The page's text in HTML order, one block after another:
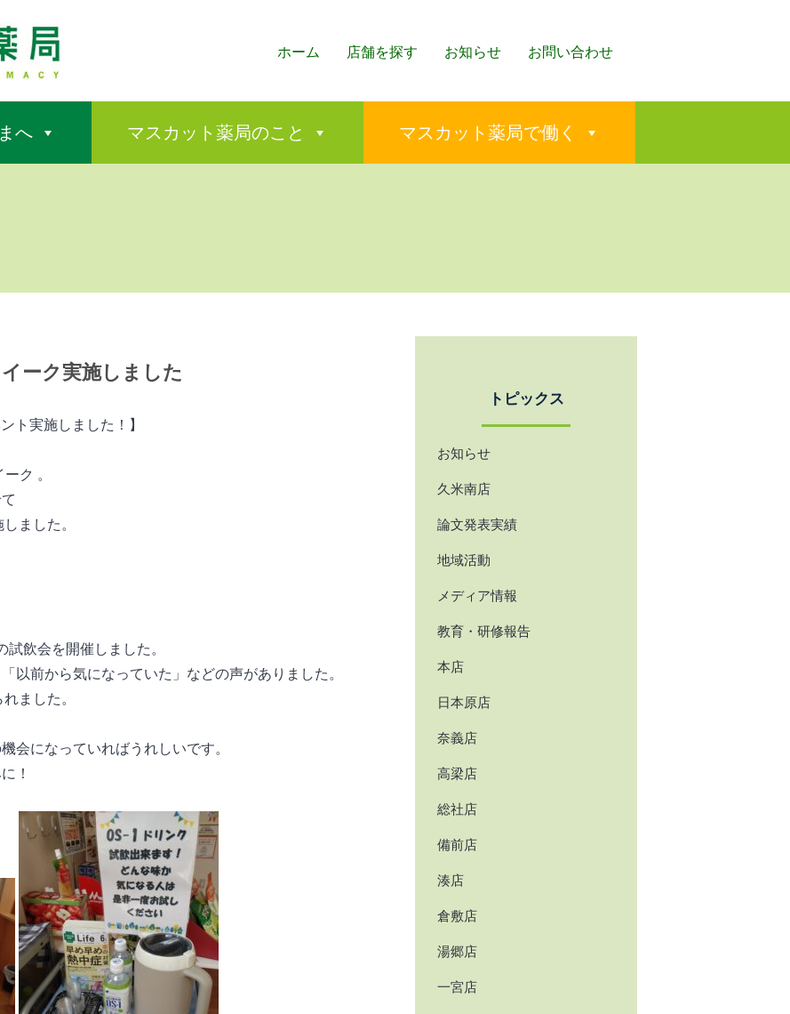
ホーム 店舗を探す お知らせ お問い合わせ
へ マスカット薬局のこと マスカット薬局で働く
ーク実施しました
ト実施しました！】
ク 。
ました。
飲会を開催しました。
以前から気になっていた」などの声がありました。
ました。
会になっていればうれしいです。
！
トピックス
お知らせ
久米南店
論文発表実績
地域活動
メディア情報
教育・研修報告
本店
日本原店
奈義店
高梁店
総社店
備前店
湊店
倉敷店
湯郷店
一宮店